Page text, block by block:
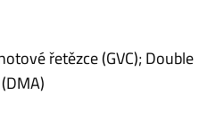
řetězce (GVC); Double